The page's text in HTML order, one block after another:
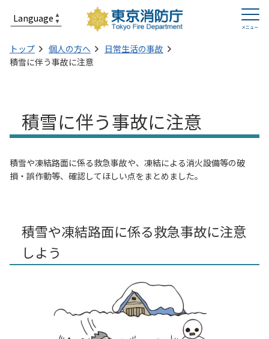
トップ 個人の方へ
日常生活の事故
積雪に伴う事故に注意
積雪に伴う事故に注意
積雪や凍結路面に係る救急事故や、凍結による消火設備等の破
損・誤作動等、確認してほしい点をまとめました。
積雪や凍結路面に係る救急事故に注意
しよう